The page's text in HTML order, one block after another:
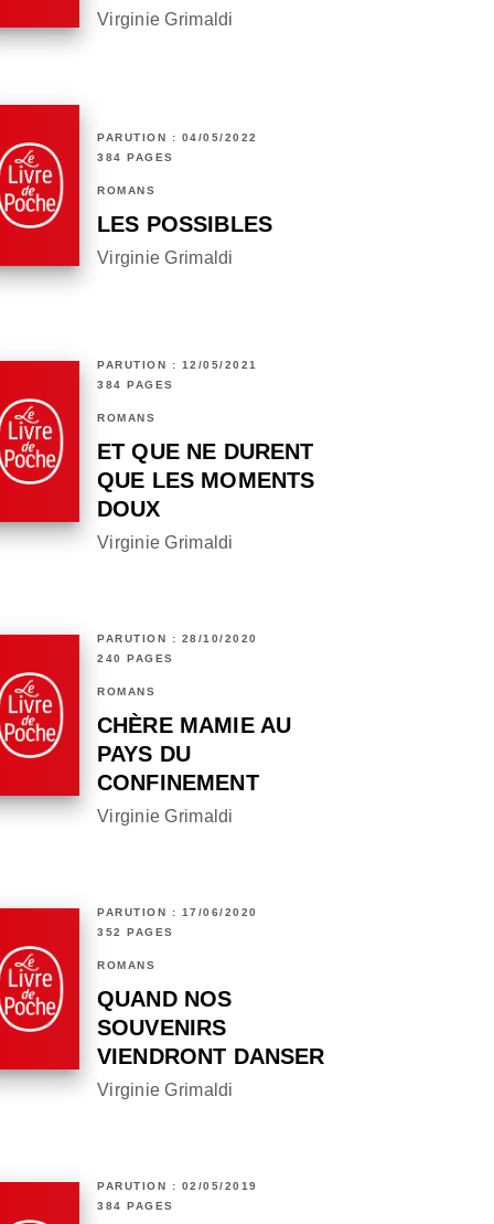
Virginie Grimaldi
PARUTION : 04/05/2022
384 PAGES
ROMANS
LES POSSIBLES
Virginie Grimaldi
PARUTION : 12/05/2021
384 PAGES
ROMANS
ET QUE NE DURENT
QUE LES MOMENTS
DOUX
Virginie Grimaldi
PARUTION : 28/10/2020
240 PAGES
ROMANS
CHÈRE MAMIE AU
PAYS DU
CONFINEMENT
Virginie Grimaldi
PARUTION : 17/06/2020
352 PAGES
ROMANS
QUAND NOS
SOUVENIRS
VIENDRONT DANSER
Virginie Grimaldi
PARUTION : 02/05/2019
384 PAGES